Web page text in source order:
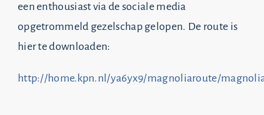
een enthousiast via de sociale media
opgetrommeld gezelschap gelopen. De route is
hier te downloaden:
http://home.kpn.nl/ya6yx9/magnoliaroute/